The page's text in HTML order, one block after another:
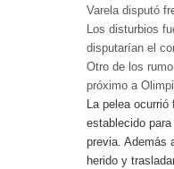
Varela disputó
Los disturbios
disputarían el
Otro de los
próximo a
La pelea
establecido
previa. Además
herido y